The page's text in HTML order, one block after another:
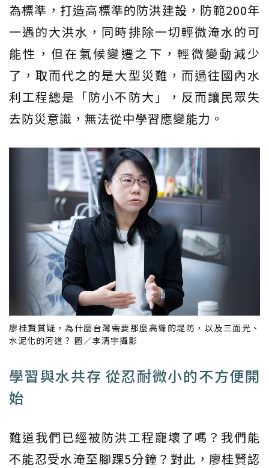
為標準，打造高標準的防洪建設，防範200年
一遇的大洪水，同時排除一切輕微淹水的可
能性，但在氣候變遷之下，輕微變動減少
了，取而代之的是大型災難，而過往國內水
利工程總是「防小不防大」，反而讓民眾失
去防災意識，無法從中學習應變能力。
廖桂賢質疑，為什麼台灣需要那麼高聳的堤防，以及三面光、
水泥化的河道？ 圖／李清宇攝影
學習與水共存 從忍耐微小的不方便開
始
難道我們已經被防洪工程寵壞了嗎？我們能
不能忍受水淹至腳踝5分鐘？對此，廖桂賢認